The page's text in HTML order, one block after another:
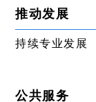
推动发展
持续专业发展
公共服务